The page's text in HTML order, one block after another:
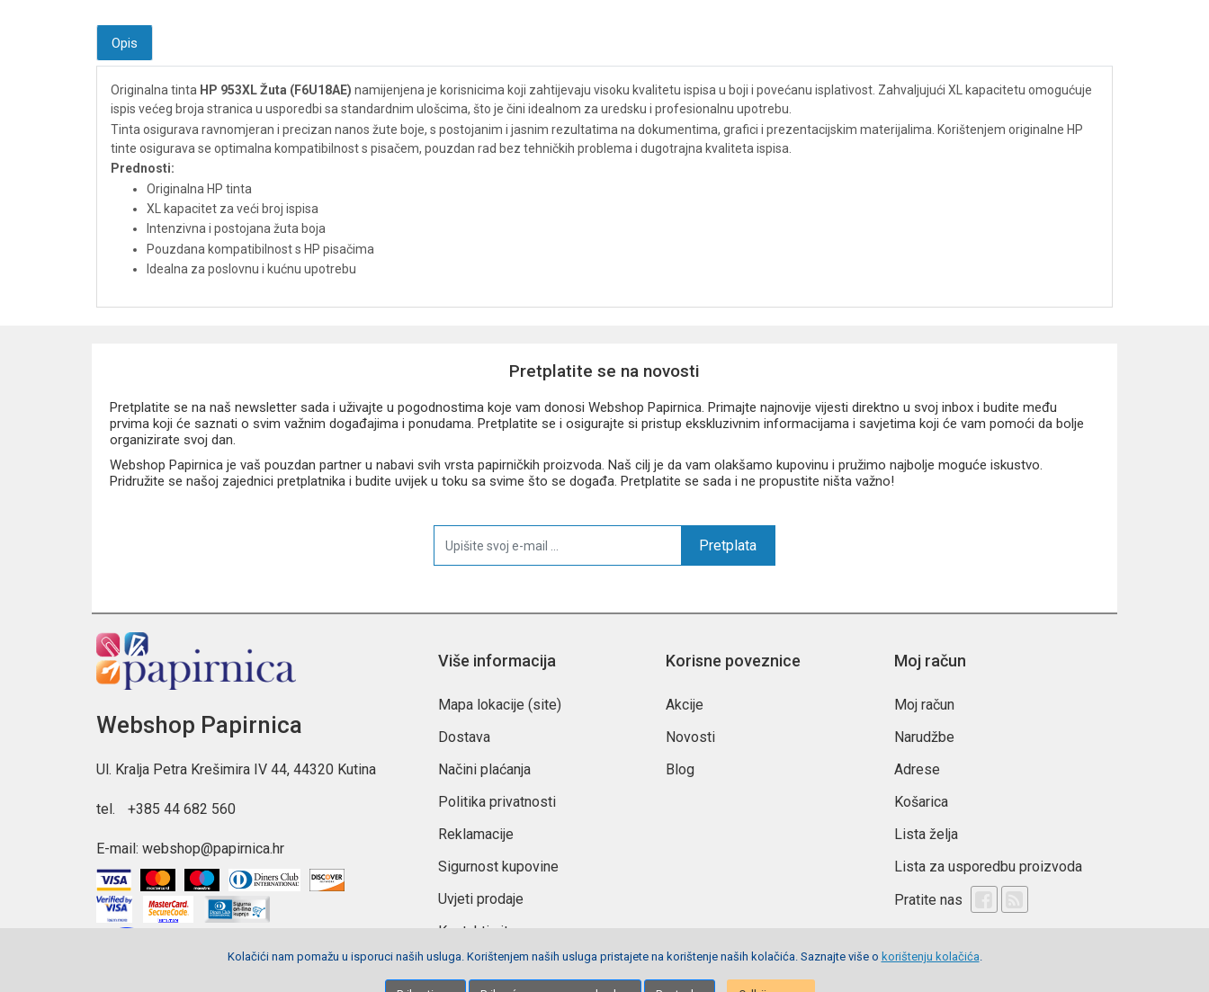
Opis
Originalna tinta HP 953XL Žuta (F6U18AE) namijenjena je korisnicima koji zahtijevaju visoku kvalitetu ispisa u boji i povećanu isplativost. Zahvaljujući XL kapacitetu omogućuje
ispis većeg broja stranica u usporedbi sa standardnim ulošcima, što je čini idealnom za uredsku i profesionalnu upotrebu.
Tinta osigurava ravnomjeran i precizan nanos žute boje, s postojanim i jasnim rezultatima na dokumentima, grafici i prezentacijskim materijalima. Korištenjem originalne HP
tinte osigurava se optimalna kompatibilnost s pisačem, pouzdan rad bez tehničkih problema i dugotrajna kvaliteta ispisa.
Prednosti:
Originalna HP tinta
XL kapacitet za veći broj ispisa
Intenzivna i postojana žuta boja
Pouzdana kompatibilnost s HP pisačima
Idealna za poslovnu i kućnu upotrebu
Pretplatite se na novosti
Pretplatite se na naš newsletter sada i uživajte u pogodnostima koje vam donosi Webshop Papirnica. Primajte najnovije vijesti direktno u svoj inbox i budite među
prvima koji će saznati o svim važnim događajima i ponudama. Pretplatite se i osigurajte si pristup ekskluzivnim informacijama i savjetima koji će vam pomoći da bolje
organizirate svoj dan.
Webshop Papirnica je vaš pouzdan partner u nabavi svih vrsta papirničkih proizvoda. Naš cilj je da vam olakšamo kupovinu i pružimo najbolje moguće iskustvo.
Pridružite se našoj zajednici pretplatnika i budite uvijek u toku sa svime što se događa. Pretplatite se sada i ne propustite ništa važno!
Pretplata
Webshop Papirnica
Ul. Kralja Petra Krešimira IV 44, 44320 Kutina
tel. +385 44 682 560
E-mail: webshop@papirnica.hr
Više informacija
Mapa lokacije (site)
Dostava
Načini plaćanja
Politika privatnosti
Reklamacije
Sigurnost kupovine
Uvjeti prodaje
Kontaktirajte nas
Postavke privola
Korisne poveznice
Akcije
Novosti
Blog
Moj račun
Moj račun
Narudžbe
Adrese
Košarica
Lista želja
Lista za usporedbu proizvoda
Pratite nas
Kolačići nam pomažu u isporuci naših usluga. Korištenjem naših usluga pristajete na korištenje naših kolačića. Saznajte više o korištenju kolačića.